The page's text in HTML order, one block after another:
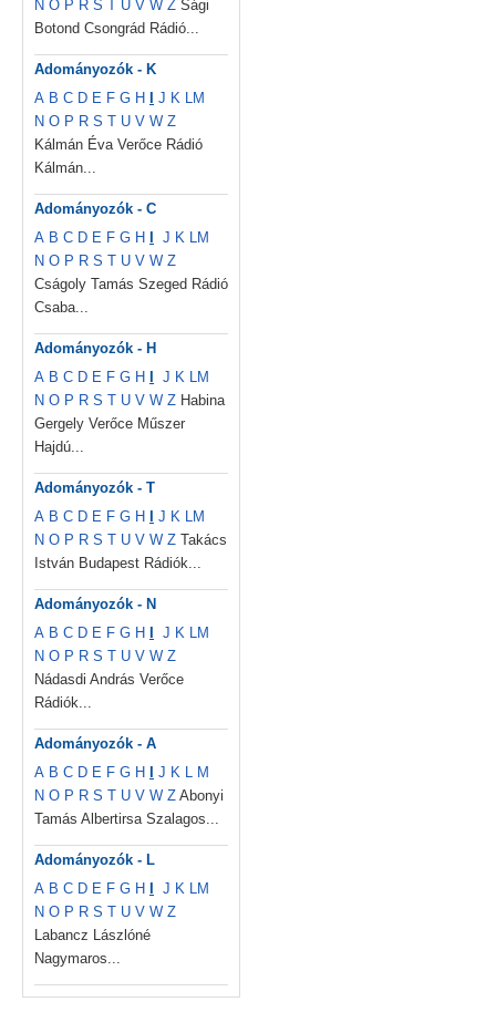
N O P R S T U V W Z Sági
Botond Csongrád Rádió...
Adományozók - K
A B C D E F G H J K LM
N O P R S T U V W Z
Kálmán Éva Verőce Rádió
Kálmán...
Adományozók - C
A B C D E F G H J K LM
N O P R S T U V W Z
Cságoly Tamás Szeged Rádió
Csaba...
Adományozók - H
A B C D E F G H J K LM
N O P R S T U V W Z Habina
Gergely Verőce Műszer
Hajdú...
Adományozók - T
A B C D E F G H J K LM
N O P R S T U V W Z Takács
István Budapest Rádiók...
Adományozók - N
A B C D E F G H J K LM
N O P R S T U V W Z
Nádasdi András Verőce
Rádiók...
Adományozók - A
A B C D E F G H J K L M
N O P R S T U V W Z Abonyi
Tamás Albertirsa Szalagos...
Adományozók - L
A B C D E F G H J K LM
N O P R S T U V W Z
Labancz Lászlóné
Nagymaros...